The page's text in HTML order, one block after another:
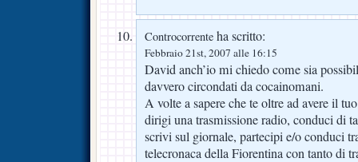
Controcorrente ha scritto:
Febbraio 21st, 2007 alle 16:15
David anch’io mi chiedo come sia
davvero circondati da cocainomani.
A volte a sapere che te oltre ad avere il
dirigi una trasmissione radio, conduci di
scrivi sul giornale, partecipi e/o conduci
telecronaca della Fiorentina con tanto di